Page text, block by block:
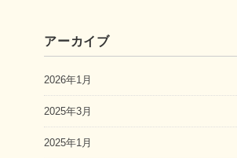
アーカイブ
2026年1月
2025年3月
2025年1月